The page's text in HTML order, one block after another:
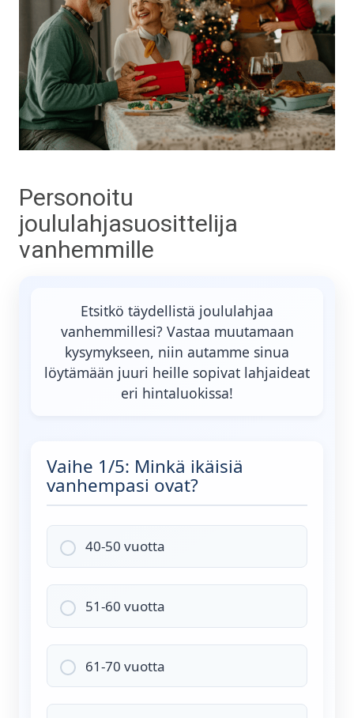
Personoitu
joululahjasuosittelija
vanhemmille
Etsitkö täydellistä joululahjaa
vanhemmillesi? Vastaa muutamaan
kysymykseen, niin autamme sinua
löytämään juuri heille sopivat lahjaideat
eri hintaluokissa!
Vaihe 1/5: Minkä ikäisiä
vanhempasi ovat?
40-50 vuotta
51-60 vuotta
61-70 vuotta